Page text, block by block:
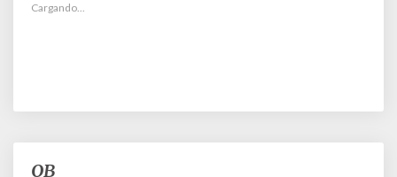
Cargando...
QB
QB